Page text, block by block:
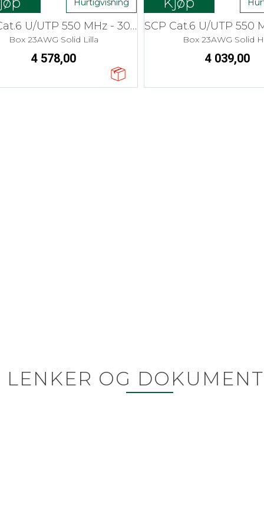
Hurtigvisning
SCP Cat.6 U/UTP 550 MHz - 305 m LSZH
Box 23AWG Solid Lilla
4 578,00
Box 23AWG Solid
4 039,00
LENKER OG